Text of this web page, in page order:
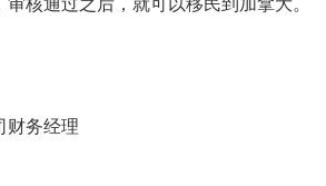
审核通过之后，就可以移民到加拿大。
财务经理